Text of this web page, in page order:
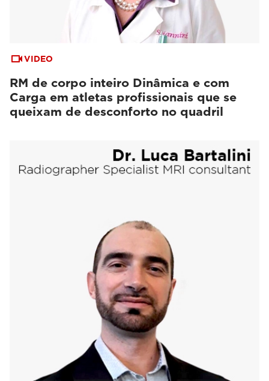
VIDEO
RM de corpo inteiro Dinâmica e com
Carga em atletas profissionais que se
queixam de desconforto no quadril